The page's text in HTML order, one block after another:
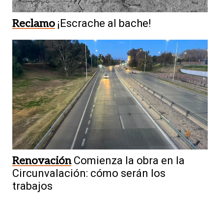
Reclamo ¡Escrache al bache!
Renovación Comienza la obra en la
Circunvalación: cómo serán los
trabajos